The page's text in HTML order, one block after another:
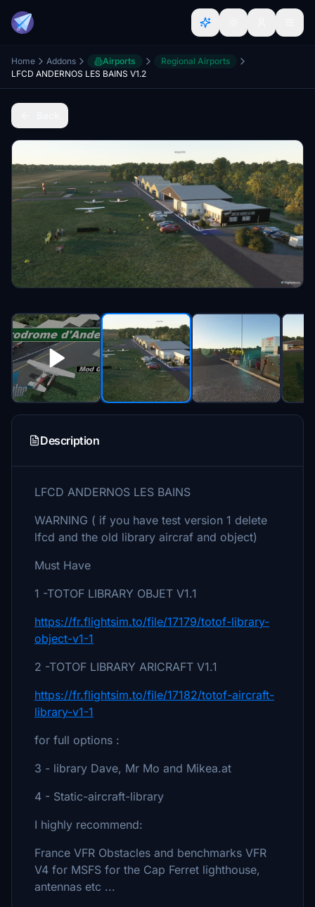
Home Addons Airports
Regional Airports
LFCD ANDERNOS LES BAINS V1.2
Description
LFCD ANDERNOS LES BAINS
WARNING ( if you have test version 1 delete
lfcd and the old library aircraf and object)
Must Have
1 -TOTOF LIBRARY OBJET V1.1
https://fr.flightsim.to/file/17179/totof-library-
object-v1-1
2 -TOTOF LIBRARY ARICRAFT V1.1
https://fr.flightsim.to/file/17182/totof-aircraft-
library-v1-1
for full options :
3 - library Dave, Mr Mo and Mikea.at
4 - Static-aircraft-library
I highly recommend:
France VFR Obstacles and benchmarks VFR
V4 for MSFS for the Cap Ferret lighthouse,
antennas etc ...